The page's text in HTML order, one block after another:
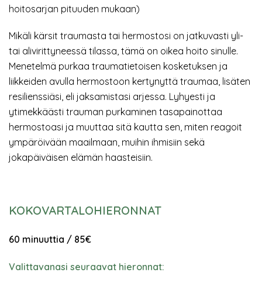
hoitosarjan pituuden mukaan)
Mikäli kärsit traumasta tai hermostosi on jatkuvasti yli-
tai alivirittyneessä tilassa, tämä on oikea hoito sinulle.
Menetelmä purkaa traumatietoisen kosketuksen ja
liikkeiden avulla hermostoon kertynyttä traumaa, lisäten
resilienssiäsi, eli jaksamistasi arjessa. Lyhyesti ja
ytimekkäästi trauman purkaminen tasapainottaa
hermostoasi ja muuttaa sitä kautta sen, miten reagoit
ympäröivään maailmaan, muihin ihmisiin sekä
jokapäiväisen elämän haasteisiin.
KOKOVARTALOHIERONNAT
60 minuuttia / 85€
Valittavanasi seuraavat hieronnat: